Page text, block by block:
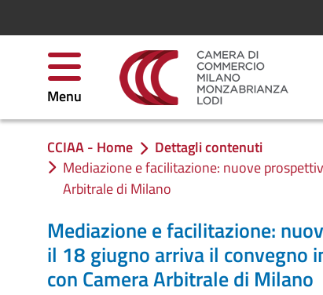
Menu
You are in:
CCIAA - Home
Dettagli contenuti
Mediazione e facilitazione: nuove
Arbitrale di Milano
Mediazione e facilitazione:
il 18 giugno arriva il convegno
con Camera Arbitrale di Milano